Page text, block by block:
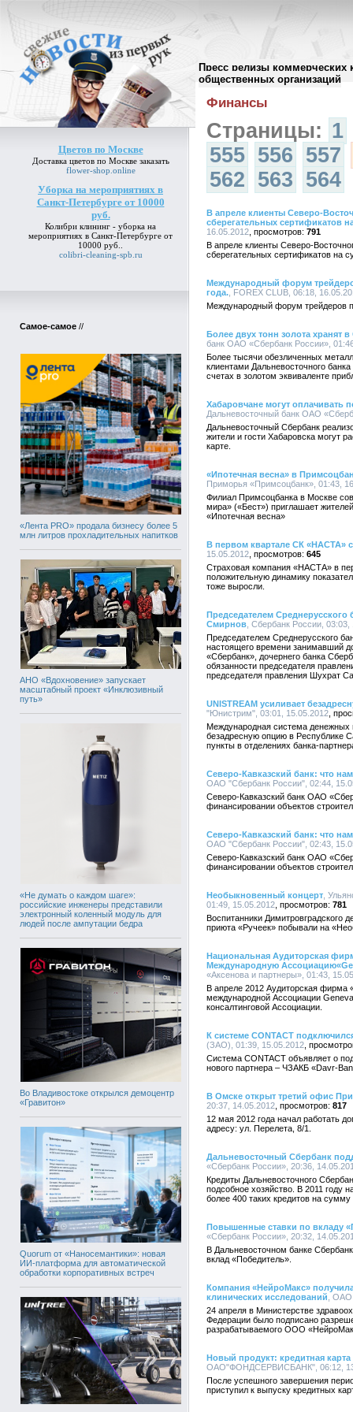
Пресс релизы коммерческих
общественных организаций
Цветов по Москве
Доставка цветов по Москвезаказать
flower-shop.online
Уборка на мероприятиях в
Санкт-Петербурге от 10000
руб.
Колибри клининг - уборка на
мероприятиях в Санкт-Петербурге от
10000 руб.
colibri-cleaning-spb.ru
Самое-самое //
«Лента PRO» продала бизнесу более 5
млн литров прохладительных напитков
АНО «Вдохновение» запускает
масштабный проект «Инклюзивный
путь»
«Не думать о каждом шаге»:
российские инженеры представили
электронный коленный модуль для
людей после ампутации бедра
Во Владивостоке открылся демоцентр
«Гравитон»
Quorum от «Наносемантики»: новая
ИИ-платформа для автоматической
обработки корпоративных встреч
Архив пресс-релизов//
Финансы
Страницы: 1
555 556 557
562 563 564
В апреле клиенты Северо-
сберегательных сертификатов
16.05.2012
791
В апреле клиенты Северо-
сберегательных сертификатов на
Международный форум
года. , FOREX CLUB, 06:18,
Международный форум трейдеров
Более двух тонн золота хранят
банк ОАО «Сбербанк России»,
Более тысячи обезличенных
клиентами Дальневосточного
счетах в золотом эквиваленте
Хабаровчане могут оплачивать
Дальневосточный банк ОАО
Дальневосточный Сбербанк
жители и гости Хабаровска могут
карте.
«Ипотечная весна» в
Приморья «Примсоцбанк», 01:43,
Филиал Примсоцбанка в Москве
мира» («Бест») приглашает
«Ипотечная весна»
В первом квартале СК «НАСТА»
15.05.2012
645
Страховая компания «НАСТА» в
положительную динамику
тоже выросли.
Председателем Среднерусского
Смирнов , Сбербанк России,
Председателем Среднерусского
настоящего времени занимавший
«Сбербанк», дочернего банка
обязанности председателя
председателя правления Шухрат
UNISTREAM усиливает
"Юнистрим", 03:01, 15.05.2012
Международная система денежных
безадресную опцию в Республике
пункты в отделениях банка-
Северо-Кавказский банк: что
ОАО "Сбербанк России", 02:44,
Северо-Кавказский банк ОАО
финансировании объектов
Северо-Кавказский банк: что
ОАО "Сбербанк России", 02:43,
Северо-Кавказский банк ОАО
финансировании объектов
Необыкновенный концерт ,
01:49, 15.05.2012
781
Воспитанники Димитровградского
приюта «Ручеек» побывали на
Национальная Аудиторская
Международную
«Аксенова и партнеры», 01:43,
В апреле 2012 Аудиторская фирма
международной Ассоциации
консалтинговой Ассоциации.
К системе CONTACT
(ЗАО), 01:39, 15.05.2012
Система CONTACT объявляет о
нового партнера – ЧЗАКБ «Davr-
В Омске открыт третий офис
20:37, 14.05.2012
817
12 мая 2012 года начал работать
адресу: ул. Перелета, 8/1.
Дальневосточный Сбербанк
«Сбербанк России», 20:36,
Кредиты Дальневосточного
подсобное хозяйство. В 2011 году
более 400 таких кредитов на
Повышенные ставки по вкладу
«Сбербанк России», 20:32,
В Дальневосточном банке
вклад «Победитель».
Компания «НейроМакс»
клинических исследований ,
24 апреля в Министерстве
Федерации было подписано
разрабатываемого ООО
Новый продукт: кредитная
ОАО"ФОНДСЕРВИСБАНК", 06:12,
После успешного завершения
приступил к выпуску кредитных